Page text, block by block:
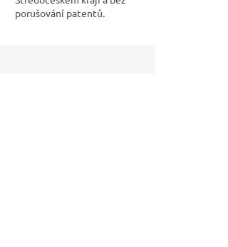
porušování patentů.